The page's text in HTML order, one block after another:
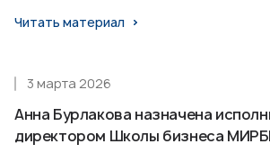
Читать материал
Анна Бурлакова назначена
директором Школы бизнеса
3 марта 2026